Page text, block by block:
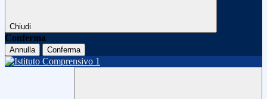
Chiudi
Conferma
Annulla Conferma